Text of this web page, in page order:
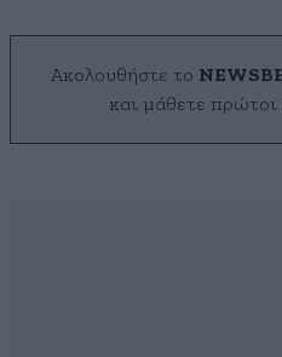
Ακολουθήστε το
και μάθετε πρώτοι